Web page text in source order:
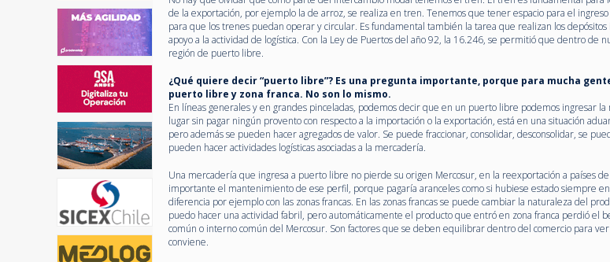
de la exportación, por ejemplo la de arroz, se realiza en tren. Tenemos que tener espacio para el
para que los trenes puedan operar y circular. Es fundamental también la tarea que realizan los
apoyo a la actividad de logística. Con la Ley de Puertos del año 92, la 16.246, se permitió que dentro de
región de puerto libre.
¿Qué quiere decir “puerto libre”? Es una pregunta importante, porque para mucha
puerto libre y zona franca. No son lo mismo.
En líneas generales y en grandes pinceladas, podemos decir que en un puerto libre podemos ingresar
lugar sin pagar ningún provento con respecto a la importación o la exportación, está en una situación
pero además se pueden hacer agregados de valor. Se puede fraccionar, consolidar, desconsolidar, se
pueden hacer actividades logísticas asociadas a la mercadería.
Una mercadería que ingresa a puerto libre no pierde su origen Mercosur, en la reexportación a países
importante el mantenimiento de ese perfil, porque pagaría aranceles como si hubiese estado siempre
diferencia por ejemplo con las zonas francas. En las zonas francas se puede cambiar la naturaleza del
puedo hacer una actividad fabril, pero automáticamente el producto que entró en zona franca perdió el
común o interno común del Mercosur. Son factores que se deben equilibrar dentro del comercio para ver
conviene.